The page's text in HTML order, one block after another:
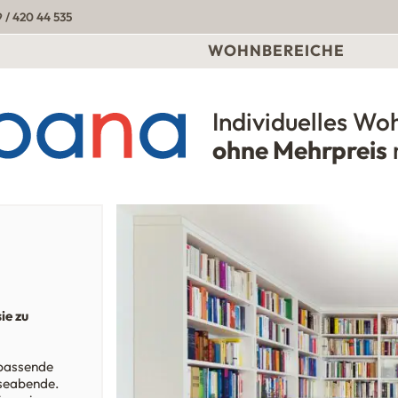
Urbana Möbel
Individuelles
ohne Mehrpreis
/ 420 44 535
WOHNBEREICHE
zu